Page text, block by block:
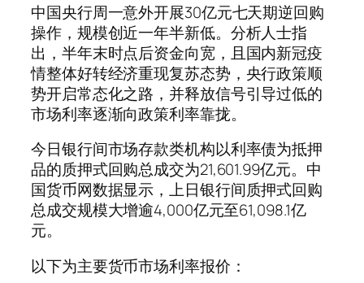
中国央行周一意外开展30亿元七天期逆回购
操作，规模创近一年半新低。分析人士指
出，半年末时点后资金向宽，且国内新冠疫
情整体好转经济重现复苏态势，央行政策顺
势开启常态化之路，并释放信号引导过低的
市场利率逐渐向政策利率靠拢。
今日银行间市场存款类机构以利率债为抵押
品的质押式回购总成交为21,601.99亿元。中
国货币网数据显示，上日银行间质押式回购
总成交规模大增逾4,000亿元至61,098.1亿
元。
以下为主要货币市场利率报价：